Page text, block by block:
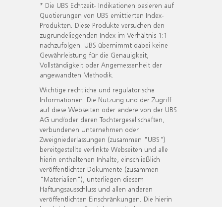
* Die UBS Echtzeit- Indikationen basieren auf
Quotierungen von UBS emittierten Index-
Produkten. Diese Produkte versuchen den
zugrundeliegenden Index im Verhältnis 1:1
nachzufolgen. UBS übernimmt dabei keine
Gewährleistung für die Genauigkeit,
Vollständigkeit oder Angemessenheit der
angewandten Methodik.
Wichtige rechtliche und regulatorische
Informationen. Die Nutzung und der Zugriff
auf diese Webseiten oder andere von der UBS
AG und/oder deren Tochtergesellschaften,
verbundenen Unternehmen oder
Zweigniederlassungen (zusammen "UBS")
bereitgestellte verlinkte Webseiten und alle
hierin enthaltenen Inhalte, einschließlich
veröffentlichter Dokumente (zusammen
"Materialien"), unterliegen diesem
Haftungsausschluss und allen anderen
veröffentlichten Einschränkungen. Die hierin